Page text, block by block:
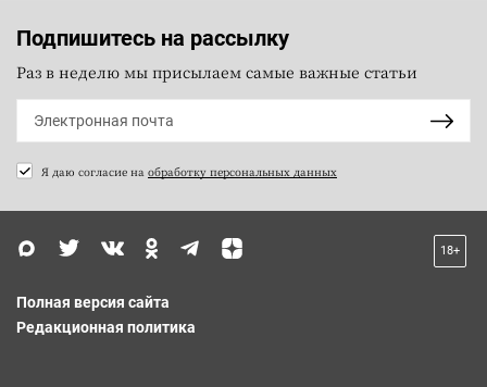
Подпишитесь на рассылку
Раз в неделю мы присылаем самые важные статьи
Я даю согласие на обработку персональных данных
18+
Полная версия сайта
Редакционная политика